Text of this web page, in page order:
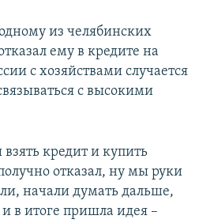
из челябинских
ему в кредите на
с хозяйствами случается
с высокими
кредит и купить
отказал, ну мы руки
начали думать дальше,
в итоге пришла идея –